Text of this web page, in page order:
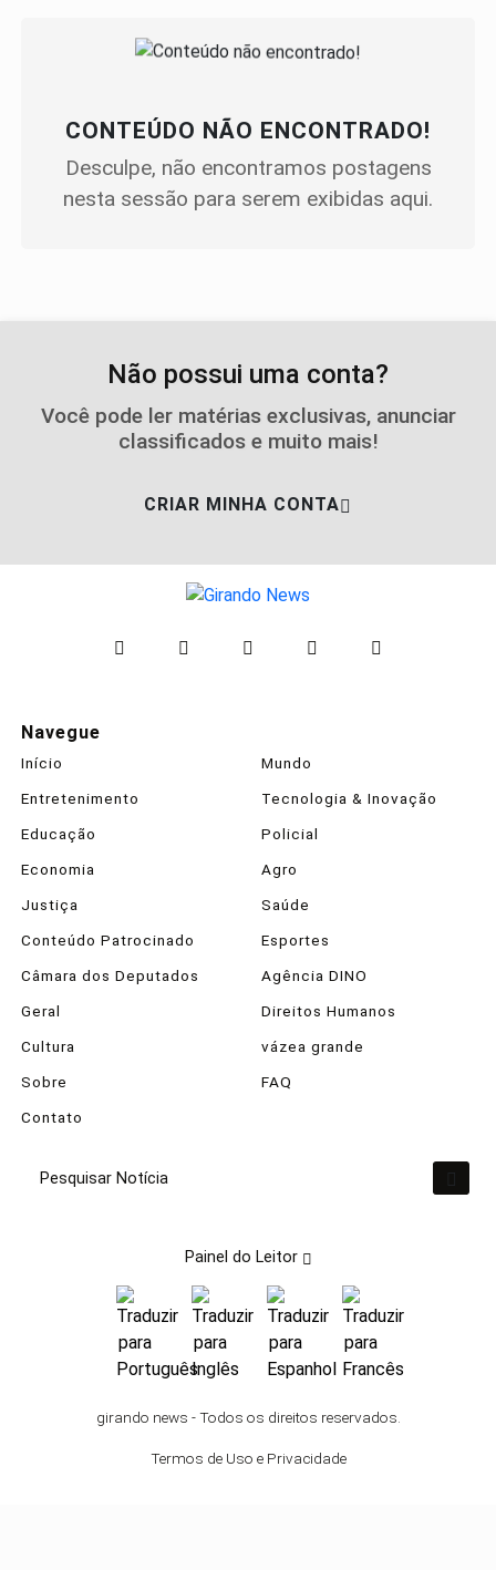
CONTEÚDO NÃO ENCONTRADO!
Desculpe, não encontramos postagens
nesta sessão para serem exibidas aqui.
Não possui uma conta?
Você pode ler matérias exclusivas, anunciar
classificados e muito mais!
CRIAR MINHA CONTA
Navegue
Início
Mundo
Entretenimento
Tecnologia & Inovação
Educação
Policial
Economia
Agro
Justiça
Saúde
Conteúdo Patrocinado
Esportes
Câmara dos Deputados
Agência DINO
Geral
Direitos Humanos
Cultura
vázea grande
Sobre
FAQ
Contato
Pesquisar Notícia
Painel do Leitor
girando news - Todos os direitos reservados.
Termos de Uso e Privacidade
Termos de Uso e Privacidade
Esse site utiliza cookies para melhorar sua
entendemos que você concorda com nossos